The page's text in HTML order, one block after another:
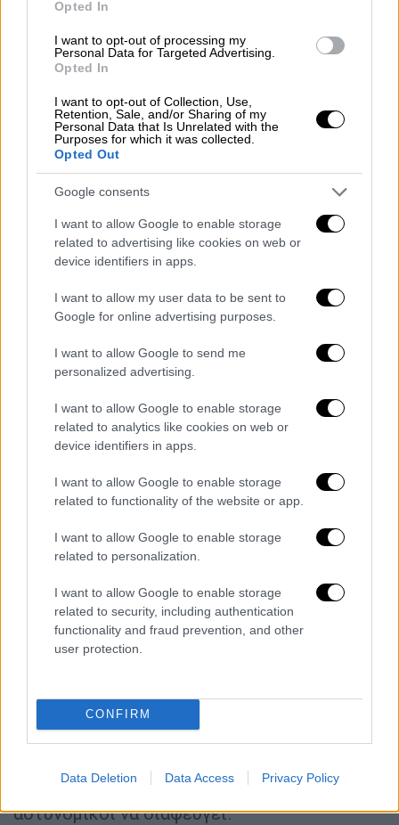
Opted In
I want to opt-out of processing my
Personal Data for Targeted Advertising.
Opted In
I want to opt-out of Collection, Use,
Retention, Sale, and/or Sharing of my
Personal Data that Is Unrelated with the
Purposes for which it was collected.
Opted Out
Google consents
I want to allow Google to enable storage
related to advertising like cookies on web or
device identifiers in apps.
I want to allow my user data to be sent to
Google for online advertising purposes.
I want to allow Google to send me
personalized advertising.
I want to allow Google to enable storage
related to analytics like cookies on web or
device identifiers in apps.
I want to allow Google to enable storage
related to functionality of the website or app.
I want to allow Google to enable storage
related to personalization.
I want to allow Google to enable storage
related to security, including authentication
functionality and fraud prevention, and other
user protection.
CONFIRM
Data Deletion Data Access Privacy Policy
ΕΛΛΑΔΑ 27.10.202120:42
Πέραμα: Αρνούνται τις κατηγορίες οι
Πέραμα: Αρνούνται τις κατηγορίες οι
αστυνομικοί - Η απολογία στην ανακρίτρια
Και οιεπτά αστυνομικοί στα πολυσέλιδα
υπομνήματα τους και απαντώντας στις
ερωτήσεις της ανακρίτριας αρνήθηκαν το
βαρύ κατηγορητήριοπου τους έχει
απαγγελθεί υποστηρίζοντας πως ουδέποτε
είχαν ανθρωποκτόνο πρόθεση και σε καμιά
περίπτωσηδεν σκόπευαν να ανοίξουν πυρά
έναντι των επιβαινόντων στο όχημα
σε διαφορετική περίπτωση θα υπήρχαν
θύματα αστυνομικοί.
Οι αστυνομικοί αντιμετωπίζουν τις
κακουργηματικές κατηγορίες της
ανθρωποκτονίας με ενδεχόμενο δόλο, της
απόπειρας ανθρωποκτονίας και της
παράβασης του νόμου περί όπλων σε βαθμό
πλημμελήματος.
Αλέξης Κούγιαςέκανε λόγο στις δηλώσεις
του για μία «ενδελεχή έρευνα» ενώ η
ανακρίτρια μετέβη στο Τζάνειο για να πάρει
απολογία από τον τρίτο επιβαίνοντα στο
Όσο αφορά τον 14χρονο ο οποίος
εμφανίστηκε ως οδηγός του οχήματος ο
κ.Κούγιας τόνισε ότι διαφέρει προς το ύψος
και το σωματότυπο του ατόμου που είδαν οι
αστυνομικοί να διαφεύγει.